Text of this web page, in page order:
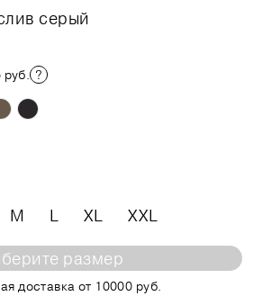
серый
руб.
M L XL XXL
размер
доставка от 10000 руб.